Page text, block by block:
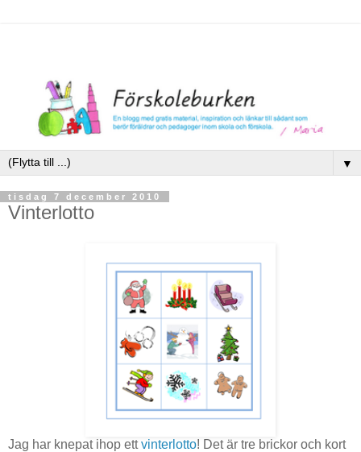
▼
tisdag 7 december 2010
Vinterlotto
Jag har knepat ihop ettvinterlotto! Det är tre brickor och kort